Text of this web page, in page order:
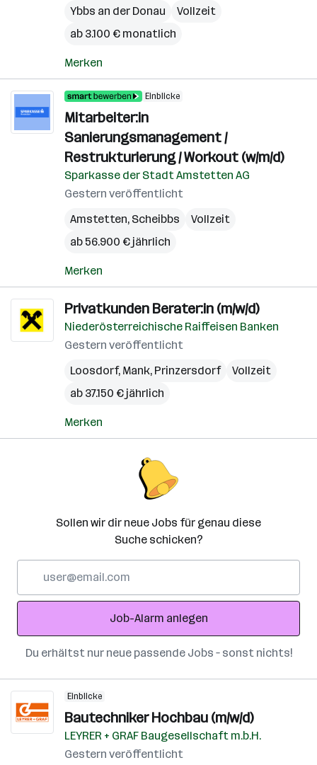
Ybbs an der Donau
Vollzeit
ab 3.100 € monatlich
Merken
Einblicke
Mitarbeiter:in
Sanierungsmanagement /
Restrukturierung / Workout (w/m/d)
Sparkasse der Stadt Amstetten AG
Gestern veröffentlicht
Amstetten, Scheibbs
Vollzeit
ab 56.900 € jährlich
Merken
Privatkunden Berater:in (m/w/d)
Niederösterreichische Raiffeisen Banken
Gestern veröffentlicht
Loosdorf, Mank, Prinzersdorf
Vollzeit
ab 37.150 € jährlich
Merken
Sollen wir dir neue Jobs für genau diese
Suche schicken?
Adresse
Job-Alarm anlegen
Du erhältst nur neue passende Jobs – sonst nichts!
Einblicke
Bautechniker Hochbau (m/w/d)
LEYRER + GRAF Baugesellschaft m.b.H.
Gestern veröffentlicht